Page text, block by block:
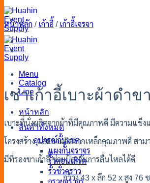
Menu
Catalog
Line
หน้าหลัก
สินค้าทั้งหมด
อุปกรณ์กั้นเขต
แผงกั้นจราจร
รั้วคอนเสิร์ต
รั้วชั่วคราว
หน้าหลัก / เก้าอี้ / เก้าอี้เจรจา
เช่าเก้าอี้เบาะผ้าดำข
เบาะที่นั่งผลิตจากผ้าที่มีคุณภาพดี มีความแข็ง
โครงสร้าง และขาผลิตจากเหล็กคุณภาพดี สา
มีที่รองขาเก้าอี้ ช่วยป้องกันการลื่นไหลได้ดี
กว้าง 43 x ลึก 52 x สูง 76